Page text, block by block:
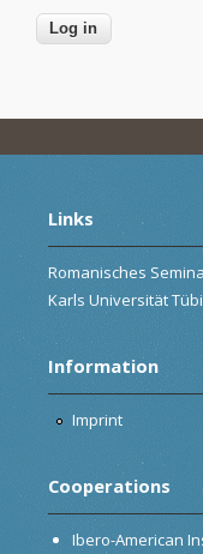
Links
Romanisches
Karls Universität
Information
Imprint
Cooperations
Ibero-American